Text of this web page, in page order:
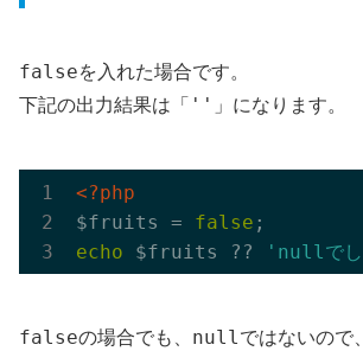
falseを入れた場合です。
下記の出力結果は 「''」 になります。
<?php
$fruits = false
echo $fruits ?? 'nullで
falseの場合でも、 nullではないので、